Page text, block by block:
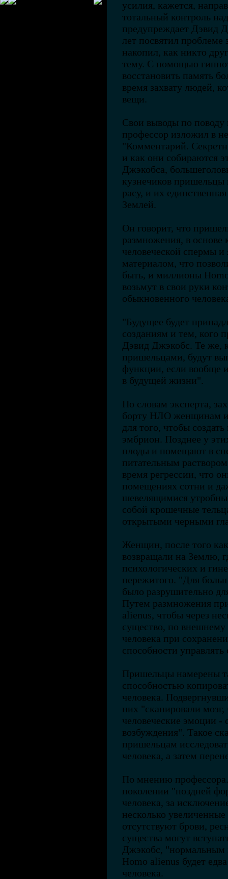
усилия, кажется,
тотальный контроль
предупреждает Дэвид
лет посвятил
накопил, как никто
тему. С помощью
восстановить память
время захвату людей,
вещи.
Свои выводы по поводу
профессор изложил в
"Комментарий.
и как они собираются
Джэкобса,
кузнечиков
расу, и их
Землей.
Он говорит, что
размножения, в основе
человеческой спермы
материалом, что
быть, и миллионы
возьмут в свои руки
обыкновенного
"Будущее будет
созданиям и тем, кого
Дэвид Джэкобс. Те же,
пришельцами, будут
функции, если вообще
в будущей жизни".
По словам эксперта,
борту НЛО женщинам
для того, чтобы
эмбрион. Позднее у
плоды и помещают в
питательным
время регрессии, что
помещениях сотни и
шевелящимися
собой крошечные
открытыми черными
Женщин, после того
возвращали на Землю,
психологических и
пережитого. "Для
было разрушительно
Путем размножения
alienus, чтобы через
существо, по внешнему
человека при
способности
Пришельцы намерены
способностью
человека.
них "сканировали мозг,
человеческие эмоции -
возбуждения". Такое
пришельцам
человека, а затем
По мнению
поколении "поздней
человека, за
несколько
отсутствуют брови,
существа могут
Джэкобс, "нормальным
Homo alienus будет
человека.